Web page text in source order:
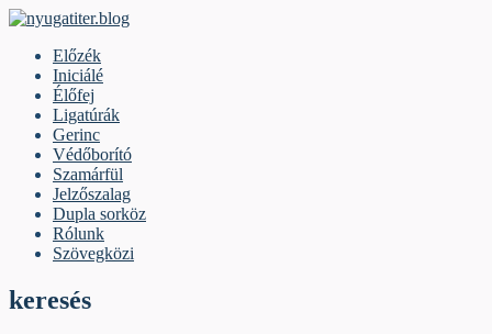
Skip
contentElőzék
Iniciálé
Élőfej
Ligatúrák
Gerinc
Védőborító
Szamárfül
Jelzőszalag
Dupla sorköz
Rólunk
Szövegközi
keresés